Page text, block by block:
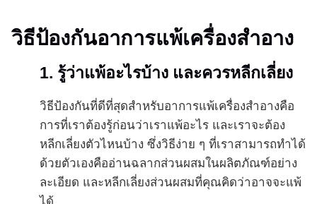
วิธีป้องกันอาการแพ้เครื่องสำอาง
1. รู้ว่าแพ้อะไรบ้าง และควรหลีกเลี่ยง
วิธีป้องกันที่ดีที่สุดสำหรับอาการแพ้เครื่องสำอางคือ
การที่เราต้องรู้ก่อนว่าเราแพ้อะไร และเราจะต้อง
หลีกเลี่ยงตัวไหนบ้าง ซึ่งวิธีง่าย ๆ ที่เราสามารถทำได้
ด้วยตัวเองคืออ่านฉลากส่วนผสมในผลิตภัณฑ์อย่าง
ละเอียด และหลีกเลี่ยงส่วนผสมที่คุณคิดว่าอาจจะแพ้